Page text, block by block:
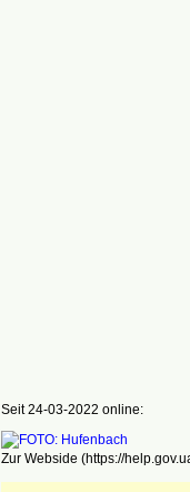
Seit 24-03-2022 online:
Zur Webside (https://